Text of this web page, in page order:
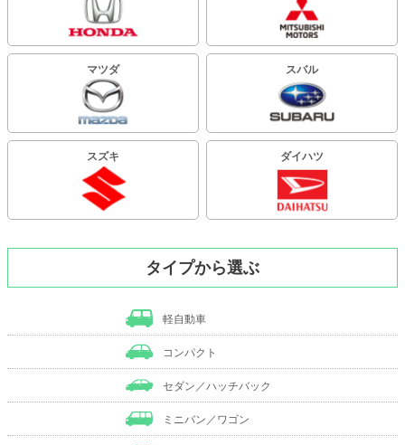
マツダ スバル
スズキ ダイハツ
タイプから選ぶ
軽自動車
コンパクト
セダン／ハッチバック
ミニバン／ワゴン